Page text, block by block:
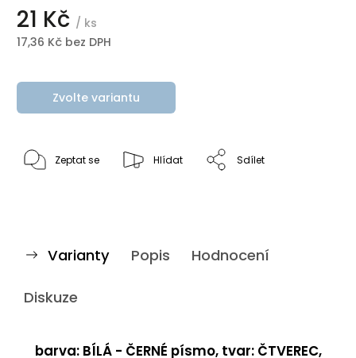
21 Kč / ks
17,36 Kč bez DPH
Zvolte variantu
Zeptat se Hlídat Sdílet
Varianty Popis Hodnocení
Diskuze
barva: BÍLÁ - ČERNÉ písmo, tvar: ČTVEREC,